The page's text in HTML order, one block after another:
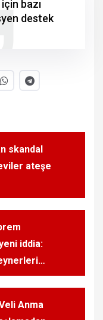
bazı
destek
skandal
ateşe
iddia:
Anma